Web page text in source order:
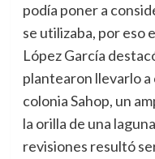
podía poner a
se utilizaba, por eso
López García
plantearon llevarlo
colonia Sahop, un
la orilla de una
revisiones resultó